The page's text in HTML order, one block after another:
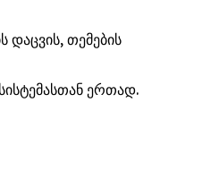
დაცვის, თემების
ერთად.